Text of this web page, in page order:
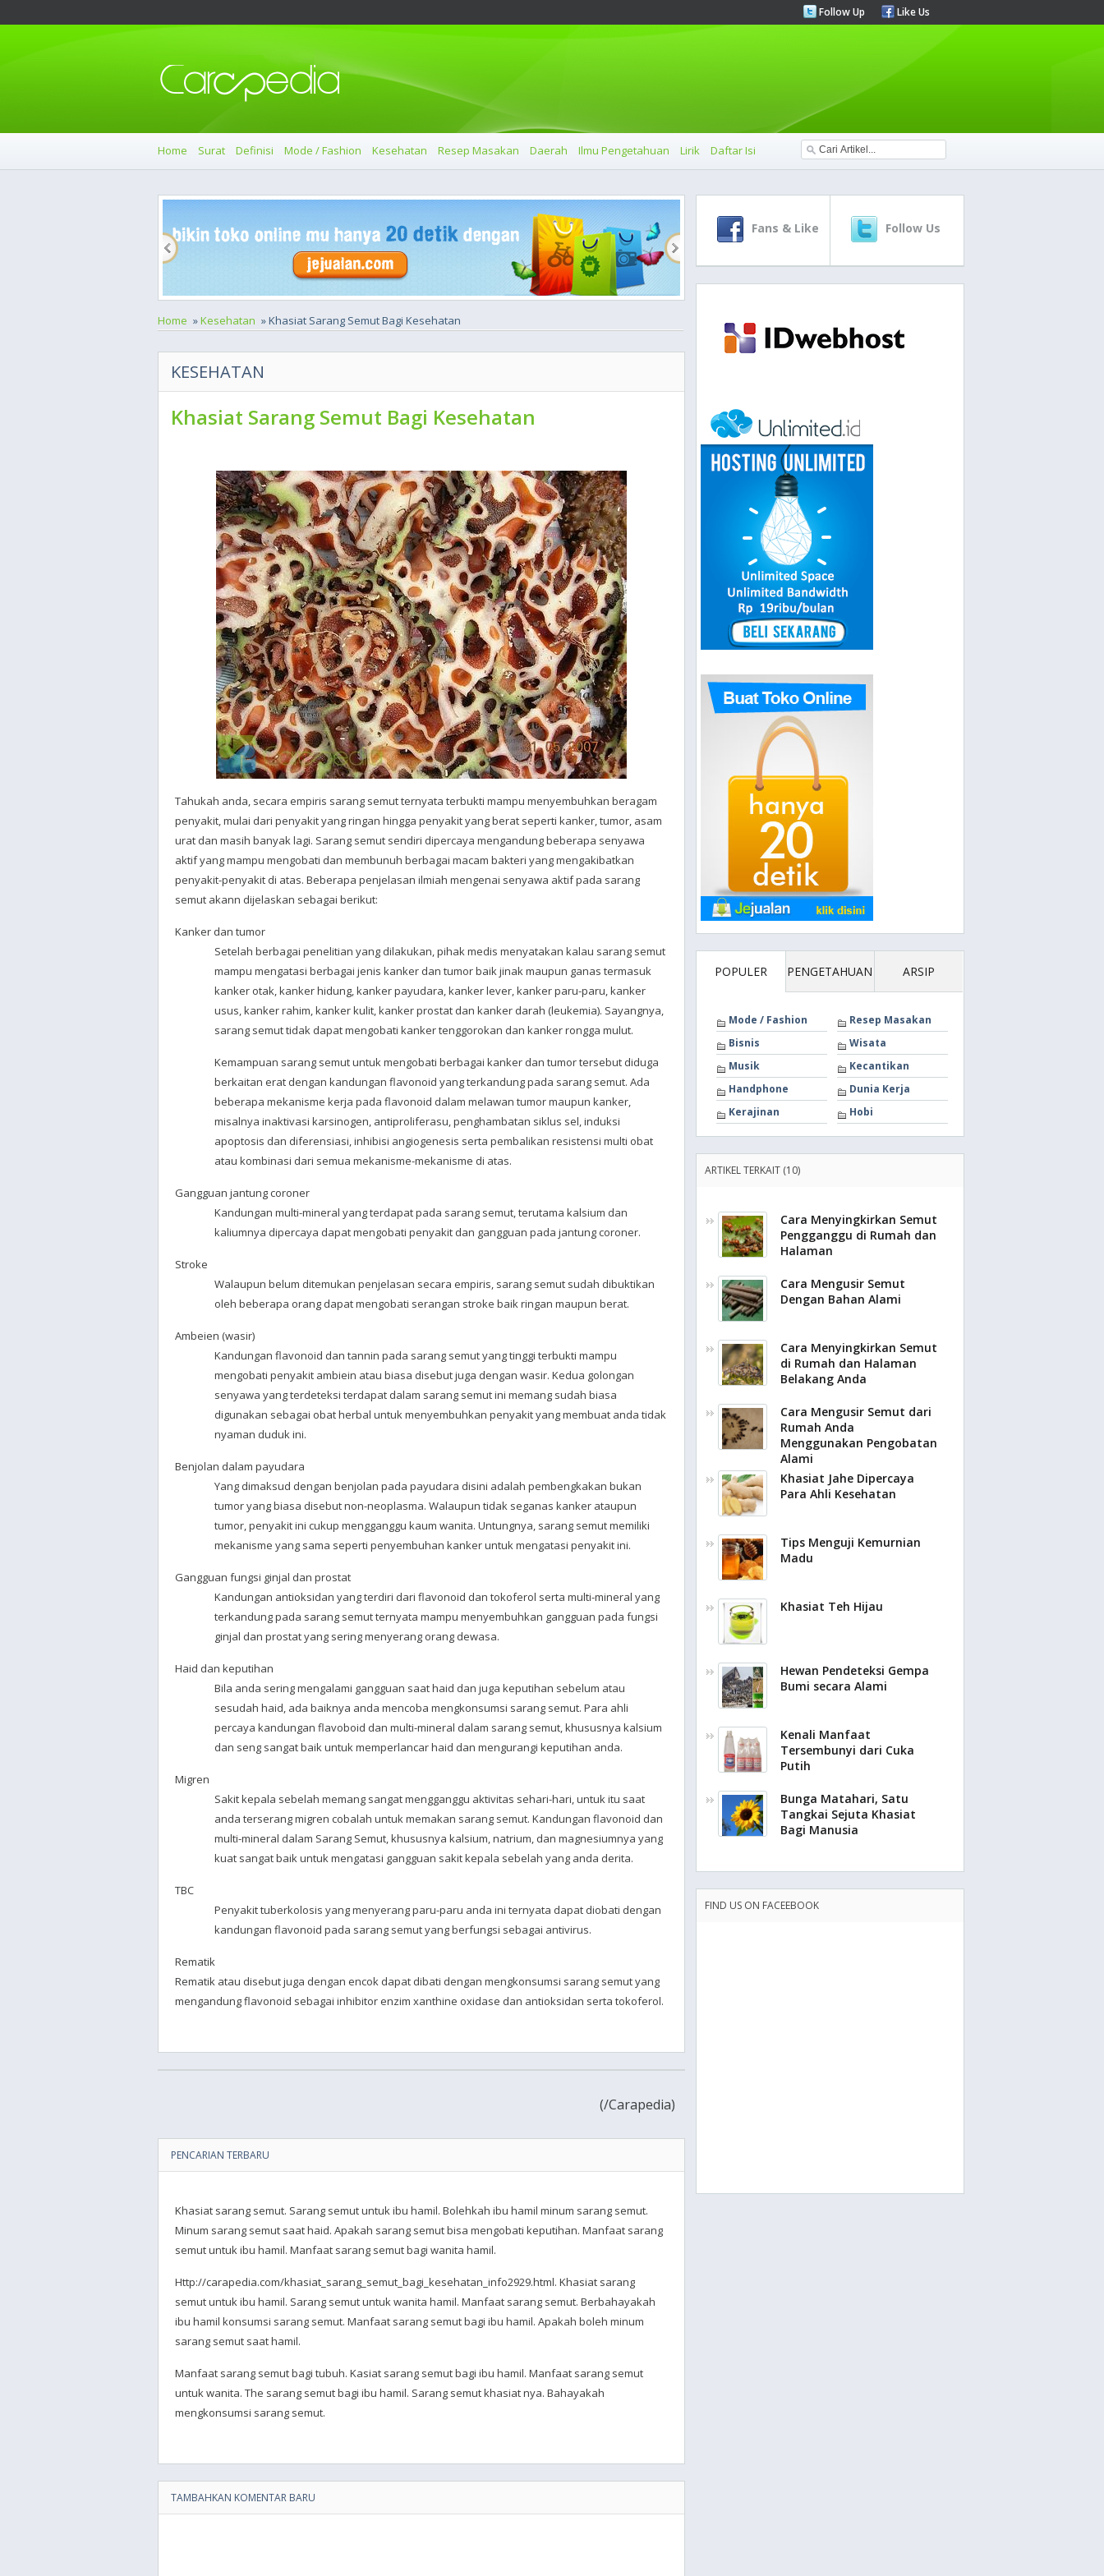
Follow Up Like Us
Home Surat Definisi Mode / Fashion Kesehatan Resep Masakan Daerah Ilmu Pengetahuan Lirik Daftar Isi
Home »Kesehatan » Khasiat Sarang Semut Bagi Kesehatan
KESEHATAN
Khasiat Sarang Semut Bagi Kesehatan
Tahukah anda, secara empiris sarang semut ternyata terbukti mampu menyembuhkan beragam
penyakit, mulai dari penyakit yang ringan hingga penyakit yang berat seperti kanker, tumor, asam
urat dan masih banyak lagi. Sarang semut sendiri dipercaya mengandung beberapa senyawa
aktif yang mampu mengobati dan membunuh berbagai macam bakteri yang mengakibatkan
penyakit-penyakit di atas. Beberapa penjelasan ilmiah mengenai senyawa aktif pada sarang
semut akann dijelaskan sebagai berikut:
Kanker dan tumor
Setelah berbagai penelitian yang dilakukan, pihak medis menyatakan kalau sarang semut
mampu mengatasi berbagai jenis kanker dan tumor baik jinak maupun ganas termasuk
kanker otak, kanker hidung, kanker payudara, kanker lever, kanker paru-paru, kanker
usus, kanker rahim, kanker kulit, kanker prostat dan kanker darah (leukemia). Sayangnya,
sarang semut tidak dapat mengobati kanker tenggorokan dan kanker rongga mulut.
Kemampuan sarang semut untuk mengobati berbagai kanker dan tumor tersebut diduga
berkaitan erat dengan kandungan flavonoid yang terkandung pada sarang semut. Ada
beberapa mekanisme kerja pada flavonoid dalam melawan tumor maupun kanker,
misalnya inaktivasi karsinogen, antiproliferasu, penghambatan siklus sel, induksi
apoptosis dan diferensiasi, inhibisi angiogenesis serta pembalikan resistensi multi obat
atau kombinasi dari semua mekanisme-mekanisme di atas.
Gangguan jantung coroner
Kandungan multi-mineral yang terdapat pada sarang semut, terutama kalsium dan
kaliumnya dipercaya dapat mengobati penyakit dan gangguan pada jantung coroner.
Stroke
Walaupun belum ditemukan penjelasan secara empiris, sarang semut sudah dibuktikan
oleh beberapa orang dapat mengobati serangan stroke baik ringan maupun berat.
Ambeien (wasir)
Kandungan flavonoid dan tannin pada sarang semut yang tinggi terbukti mampu
mengobati penyakit ambiein atau biasa disebut juga dengan wasir. Kedua golongan
senyawa yang terdeteksi terdapat dalam sarang semut ini memang sudah biasa
digunakan sebagai obat herbal untuk menyembuhkan penyakit yang membuat anda tidak
nyaman duduk ini.
Benjolan dalam payudara
Yang dimaksud dengan benjolan pada payudara disini adalah pembengkakan bukan
tumor yang biasa disebut non-neoplasma. Walaupun tidak seganas kanker ataupun
tumor, penyakit ini cukup mengganggu kaum wanita. Untungnya, sarang semut memiliki
mekanisme yang sama seperti penyembuhan kanker untuk mengatasi penyakit ini.
Gangguan fungsi ginjal dan prostat
Kandungan antioksidan yang terdiri dari flavonoid dan tokoferol serta multi-mineral yang
terkandung pada sarang semut ternyata mampu menyembuhkan gangguan pada fungsi
ginjal dan prostat yang sering menyerang orang dewasa.
Haid dan keputihan
Bila anda sering mengalami gangguan saat haid dan juga keputihan sebelum atau
sesudah haid, ada baiknya anda mencoba mengkonsumsi sarang semut. Para ahli
percaya kandungan flavoboid dan multi-mineral dalam sarang semut, khususnya kalsium
dan seng sangat baik untuk memperlancar haid dan mengurangi keputihan anda.
Migren
Sakit kepala sebelah memang sangat mengganggu aktivitas sehari-hari, untuk itu saat
anda terserang migren cobalah untuk memakan sarang semut. Kandungan flavonoid dan
multi-mineral dalam Sarang Semut, khususnya kalsium, natrium, dan magnesiumnya yang
kuat sangat baik untuk mengatasi gangguan sakit kepala sebelah yang anda derita.
TBC
Penyakit tuberkolosis yang menyerang paru-paru anda ini ternyata dapat diobati dengan
kandungan flavonoid pada sarang semut yang berfungsi sebagai antivirus.
Rematik
Rematik atau disebut juga dengan encok dapat dibati dengan mengkonsumsi sarang semut yang
mengandung flavonoid sebagai inhibitor enzim xanthine oxidase dan antioksidan serta tokoferol.
(/Carapedia)
PENCARIAN TERBARU
Khasiat sarang semut. Sarang semut untuk ibu hamil. Bolehkah ibu hamil minum sarang semut.
Minum sarang semut saat haid. Apakah sarang semut bisa mengobati keputihan. Manfaat sarang
semut untuk ibu hamil. Manfaat sarang semut bagi wanita hamil.
Http://carapedia.com/khasiat_sarang_semut_bagi_kesehatan_info2929.html. Khasiat sarang
semut untuk ibu hamil. Sarang semut untuk wanita hamil. Manfaat sarang semut. Berbahayakah
ibu hamil konsumsi sarang semut. Manfaat sarang semut bagi ibu hamil. Apakah boleh minum
sarang semut saat hamil.
Manfaat sarang semut bagi tubuh. Kasiat sarang semut bagi ibu hamil. Manfaat sarang semut
untuk wanita. The sarang semut bagi ibu hamil. Sarang semut khasiat nya. Bahayakah
mengkonsumsi sarang semut.
TAMBAHKAN KOMENTAR BARU
Fans & Like Follow Us
POPULER PENGETAHUAN ARSIP
Mode / Fashion
Resep Masakan
Bisnis
Wisata
Musik
Kecantikan
Handphone
Dunia Kerja
Kerajinan
Hobi
ARTIKEL TERKAIT (10)
Cara Menyingkirkan Semut
Pengganggu di Rumah dan
Halaman
Cara Mengusir Semut
Dengan Bahan Alami
Cara Menyingkirkan Semut
di Rumah dan Halaman
Belakang Anda
Cara Mengusir Semut dari
Rumah Anda
Menggunakan Pengobatan
Alami
Khasiat Jahe Dipercaya
Para Ahli Kesehatan
Tips Menguji Kemurnian
Madu
Khasiat Teh Hijau
Hewan Pendeteksi Gempa
Bumi secara Alami
Kenali Manfaat
Tersembunyi dari Cuka
Putih
Bunga Matahari, Satu
Tangkai Sejuta Khasiat
Bagi Manusia
FIND US ON FACEEBOOK